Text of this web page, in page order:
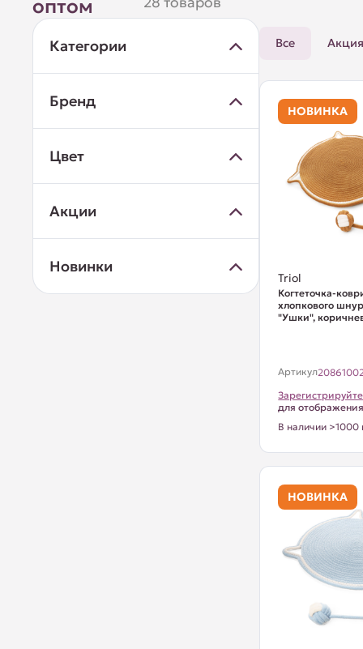
оптом
Категории
Бренд
Цвет
Акции
Новинки
Все
НОВИНКА
Triol
Когтеточка-
хлопкового
"Ушки",
Артикул
для
В наличии >1000
НОВИНКА